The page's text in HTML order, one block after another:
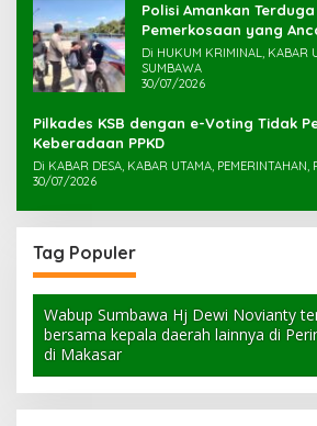
Polisi Amankan
Pemerkosaan yang
Parang
Di HUKUM KRIMINAL, KABAR
SUMBAWA
30/07/2026
Pilkades KSB dengan e-Voting Tidak
Keberadaan PPKD
Di KABAR DESA, KABAR UTAMA, PEMERINTAHAN,
30/07/2026
Tag Populer
Wabup Sumbawa Hj Dewi Novianty
bersama kepala daerah lainnya di
di Makasar